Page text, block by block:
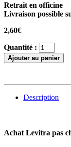
Retrait en officine
Livraison possible
2,60€
Quantité :
Ajouter au panier
Description
Achat Levitra pas